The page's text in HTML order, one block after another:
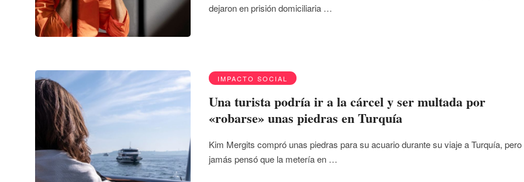
dejaron en prisión domiciliaria …
IMPACTO SOCIAL
Una turista podría ir a la cárcel y ser multada por
«robarse» unas piedras en Turquía
Kim Mergits compró unas piedras para su acuario durante su viaje a Turquía, pero
jamás pensó que la metería en …